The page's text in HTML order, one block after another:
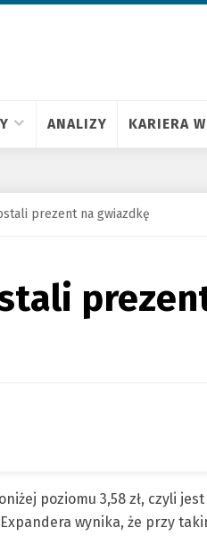
ANALIZY KARIERA
prezent na gwiazdkę
poziomu 3,58 zł, czyli
wynika, że przy